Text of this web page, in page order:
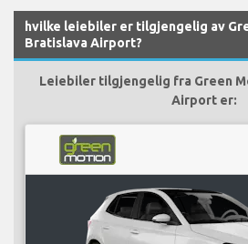
hvilke leiebiler er tilgjengelig av
Bratislava Airport?
Leiebiler tilgjengelig fra Green
Airport er: